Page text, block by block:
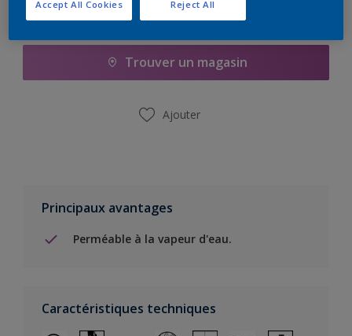
Ajouter à la liste d’achats
Trouver un magasin
Ajouter
Principaux avantages
Perméable à la vapeur d'eau.
Caractéristiques techniques
Reject All
Accept All Cookies